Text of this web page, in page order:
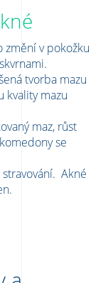
změní v pokožku
tvorba mazu
kvality mazu
maz, růst
se
Akné